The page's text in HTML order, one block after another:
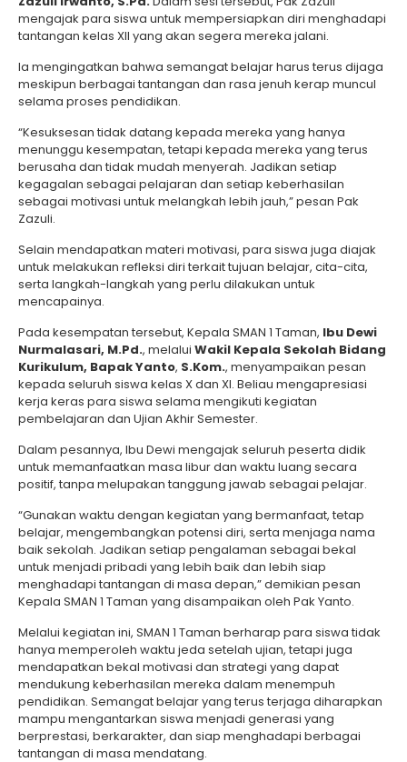
mengajak para siswa untuk mempersiapkan diri menghadapi
tantangan kelas XII yang akan segera mereka jalani.
Ia mengingatkan bahwa semangat belajar harus terus dijaga
meskipun berbagai tantangan dan rasa jenuh kerap muncul
selama proses pendidikan.
“Kesuksesan tidak datang kepada mereka yang hanya
menunggu kesempatan, tetapi kepada mereka yang terus
berusaha dan tidak mudah menyerah. Jadikan setiap
kegagalan sebagai pelajaran dan setiap keberhasilan
sebagai motivasi untuk melangkah lebih jauh,” pesan Pak
Zazuli.
Selain mendapatkan materi motivasi, para siswa juga diajak
untuk melakukan refleksi diri terkait tujuan belajar, cita-cita,
serta langkah-langkah yang perlu dilakukan untuk
mencapainya.
Pada kesempatan tersebut, Kepala SMAN 1 Taman, Ibu Dewi
Nurmalasari, M.Pd., melalui Wakil Kepala Sekolah Bidang
Kurikulum, Bapak Yanto, S.Kom., menyampaikan pesan
kepada seluruh siswa kelas X dan XI. Beliau mengapresiasi
kerja keras para siswa selama mengikuti kegiatan
pembelajaran dan Ujian Akhir Semester.
Dalam pesannya, Ibu Dewi mengajak seluruh peserta didik
untuk memanfaatkan masa libur dan waktu luang secara
positif, tanpa melupakan tanggung jawab sebagai pelajar.
“Gunakan waktu dengan kegiatan yang bermanfaat, tetap
belajar, mengembangkan potensi diri, serta menjaga nama
baik sekolah. Jadikan setiap pengalaman sebagai bekal
untuk menjadi pribadi yang lebih baik dan lebih siap
menghadapi tantangan di masa depan,” demikian pesan
Kepala SMAN 1 Taman yang disampaikan oleh Pak Yanto.
Melalui kegiatan ini, SMAN 1 Taman berharap para siswa tidak
hanya memperoleh waktu jeda setelah ujian, tetapi juga
mendapatkan bekal motivasi dan strategi yang dapat
mendukung keberhasilan mereka dalam menempuh
pendidikan. Semangat belajar yang terus terjaga diharapkan
mampu mengantarkan siswa menjadi generasi yang
berprestasi, berkarakter, dan siap menghadapi berbagai
tantangan di masa mendatang.